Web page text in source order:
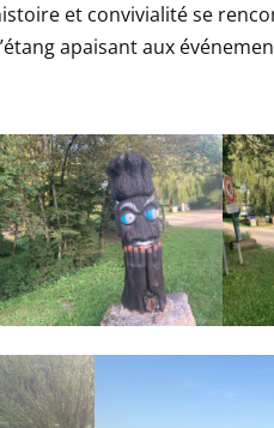
et convivialité se
apaisant aux